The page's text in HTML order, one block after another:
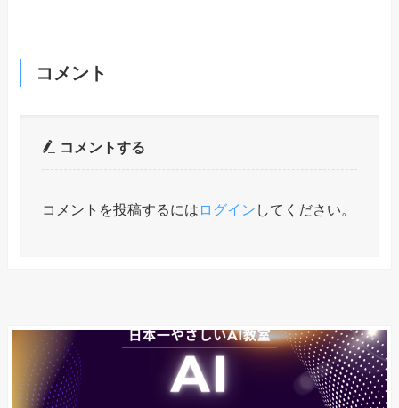
コメント
コメントする
コメントを投稿するには ログイン してください。